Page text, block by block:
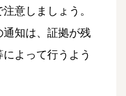
意しましょう。
通知は、証拠が残
よって行うよう